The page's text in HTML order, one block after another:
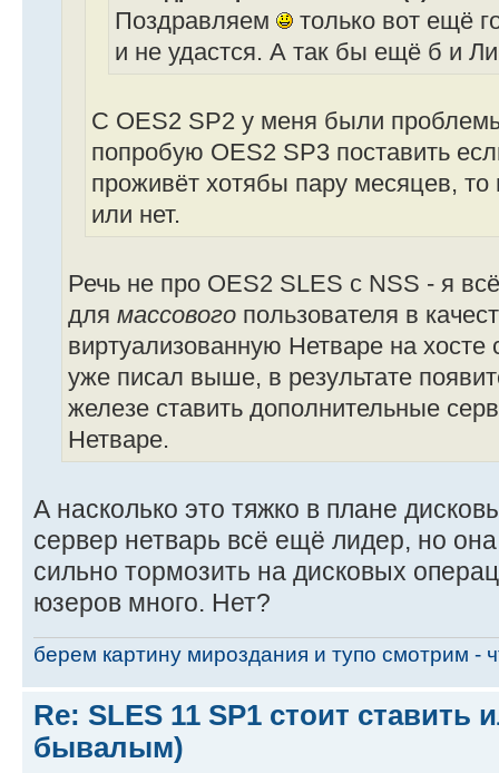
Поздравляем
только вот ещё
и не удастся. А так бы ещё б и
С OES2 SP2 у меня были
попробую OES2 SP3 поставить
проживёт хотябы пару месяцев,
или нет.
Речь не про OES2 SLES с NSS - я
для массового пользователя в
виртуализованную Нетваре на хосте
уже писал выше, в результате
железе ставить дополнительные
Нетваре.
А насколько это тяжко в плане
сервер нетварь всё ещё лидер, но
сильно тормозить на дисковых
юзеров много. Нет?
берем картину мироздания и тупо смотрим -
Re: SLES 11 SP1 стоит ставить
бывалым)